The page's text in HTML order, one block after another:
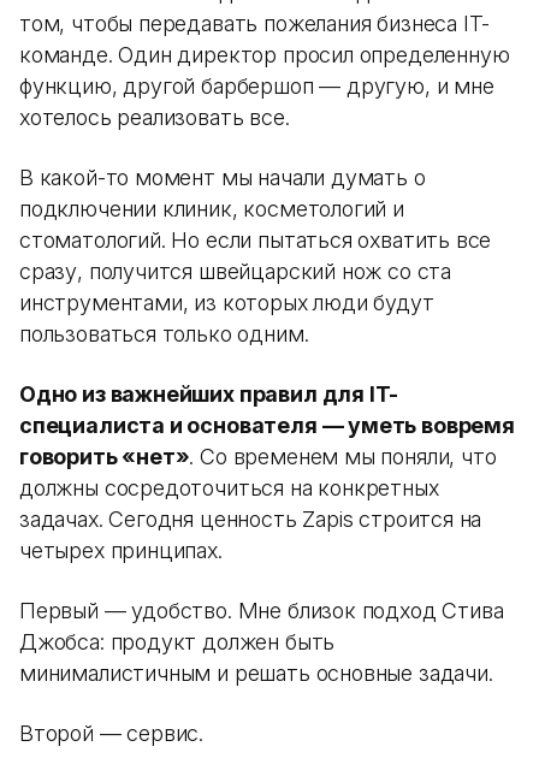
том, чтобы передавать пожелания бизнеса IT-
команде. Один директор просил определенную
функцию, другой барбершоп — другую, и мне
хотелось реализовать все.
В какой-то момент мы начали думать о
подключении клиник, косметологий и
стоматологий. Но если пытаться охватить все
сразу, получится швейцарский нож со ста
инструментами, из которых люди будут
пользоваться только одним.
Одно из важнейших правил для IT-
специалиста и основателя — уметь вовремя
говорить «нет». Со временем мы поняли, что
должны сосредоточиться на конкретных
задачах. Сегодня ценность Zapis строится на
четырех принципах.
Первый — удобство. Мне близок подход Стива
Джобса: продукт должен быть
минималистичным и решать основные задачи.
Второй — сервис.